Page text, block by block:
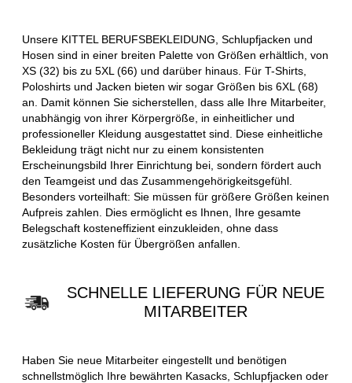
Unsere KITTEL BERUFSBEKLEIDUNG, Schlupfjacken und
Hosen sind in einer breiten Palette von Größen erhältlich, von
XS (32) bis zu 5XL (66) und darüber hinaus. Für T-Shirts,
Poloshirts und Jacken bieten wir sogar Größen bis 6XL (68)
an. Damit können Sie sicherstellen, dass alle Ihre Mitarbeiter,
unabhängig von ihrer Körpergröße, in einheitlicher und
professioneller Kleidung ausgestattet sind. Diese einheitliche
Bekleidung trägt nicht nur zu einem konsistenten
Erscheinungsbild Ihrer Einrichtung bei, sondern fördert auch
den Teamgeist und das Zusammengehörigkeitsgefühl.
Besonders vorteilhaft: Sie müssen für größere Größen keinen
Aufpreis zahlen. Dies ermöglicht es Ihnen, Ihre gesamte
Belegschaft kosteneffizient einzukleiden, ohne dass
zusätzliche Kosten für Übergrößen anfallen.
SCHNELLE LIEFERUNG FÜR NEUE
MITARBEITER
Haben Sie neue Mitarbeiter eingestellt und benötigen
schnellstmöglich Ihre bewährten Kasacks, Schlupfjacken oder